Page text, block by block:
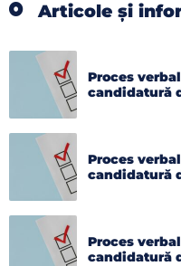
Articole și
Proces
candidatură
Proces
candidatură
Proces
candidatură